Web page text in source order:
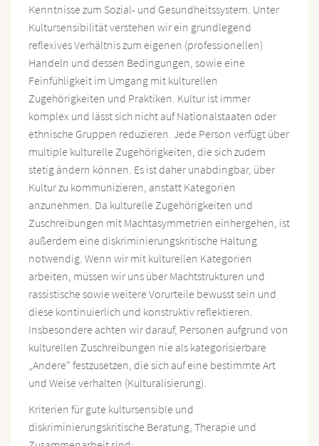
Kenntnisse zum Sozial- und Gesundheitssystem. Unter
Kultursensibilität verstehen wir ein grundlegend
reflexives Verhältnis zum eigenen (professionellen)
Handeln und dessen Bedingungen, sowie eine
Feinfühligkeit im Umgang mit kulturellen
Zugehörigkeiten und Praktiken. Kultur ist immer
komplex und lässt sich nicht auf Nationalstaaten oder
ethnische Gruppen reduzieren. Jede Person verfügt über
multiple kulturelle Zugehörigkeiten, die sich zudem
stetig ändern können. Es ist daher unabdingbar, über
Kultur zu kommunizieren, anstatt Kategorien
anzunehmen. Da kulturelle Zugehörigkeiten und
Zuschreibungen mit Machtasymmetrien einhergehen, ist
außerdem eine diskriminierungskritische Haltung
notwendig. Wenn wir mit kulturellen Kategorien
arbeiten, müssen wir uns über Machtstrukturen und
rassistische sowie weitere Vorurteile bewusst sein und
diese kontinuierlich und konstruktiv reflektieren.
Insbesondere achten wir darauf, Personen aufgrund von
kulturellen Zuschreibungen nie als kategorisierbare
„Andere“ festzusetzen, die sich auf eine bestimmte Art
und Weise verhalten (Kulturalisierung).
Kriterien für gute kultursensible und
diskriminierungskritische Beratung, Therapie und